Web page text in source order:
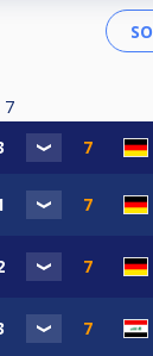
7